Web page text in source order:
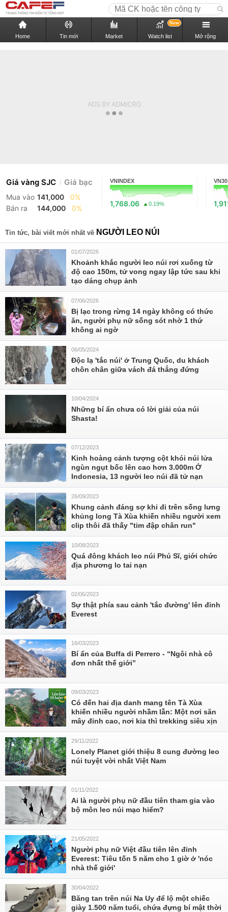
Home Tin mới Market Watch list
New
Mở rộng
Giá vàng SJC Giá bạc
Mua vào 141,000
0%
Bán ra
144,000 0%
VNINDEX
1,768.06 0.19%
VN30
Tin tức, bài viết mới nhất về NGƯỜI LEO NÚI
01/07/2026
Khoảnh khắc người leo núi rơi xuống từ
độ cao 150m, tử vong ngay lập tức sau khi
tạo dáng chụp ảnh
07/06/2026
Bị lạc trong rừng 14 ngày không có thức
ăn, người phụ nữ sống sót nhờ 1 thứ
không ai ngờ
06/05/2024
Độc lạ 'tắc núi' ở Trung Quốc, du khách
chôn chân giữa vách đá thẳng đứng
10/04/2024
Những bí ẩn chưa có lời giải của núi
Shasta!
07/12/2023
Kinh hoàng cảnh tượng cột khói núi lửa
ngùn ngụt bốc lên cao hơn 3.000m Ở
Indonesia, 13 người leo núi đã tử nạn
26/09/2023
Khung cảnh đáng sợ khi đi trên sống lưng
khủng long Tà Xùa khiến nhiều người xem
clip thôi đã thấy "tim đập chân run"
10/08/2023
Quá đông khách leo núi Phú Sĩ, giới chức
địa phương lo tai nạn
02/06/2023
Sự thật phía sau cảnh 'tắc đường' lên đỉnh
Everest
16/03/2023
Bí ẩn của Buffa di Perrero - “Ngôi nhà cô
đơn nhất thế giới”
09/03/2023
Có đến hai địa danh mang tên Tà Xùa
khiến nhiều người nhầm lẫn: Một nơi săn
mây đỉnh cao, nơi kia thì trekking siêu xịn
29/11/2022
Lonely Planet giới thiệu 8 cung đường leo
núi tuyệt vời nhất Việt Nam
01/11/2022
Ai là người phụ nữ đầu tiên tham gia vào
bộ môn leo núi mạo hiểm?
21/05/2022
Người phụ nữ Việt đầu tiên lên đỉnh
Everest: Tiêu tốn 5 năm cho 1 giờ ở 'nóc
nhà thế giới'
30/04/2022
Băng tan trên núi Na Uy để lộ một chiếc
giày 1.500 năm tuổi, chứa đựng bí mật thời